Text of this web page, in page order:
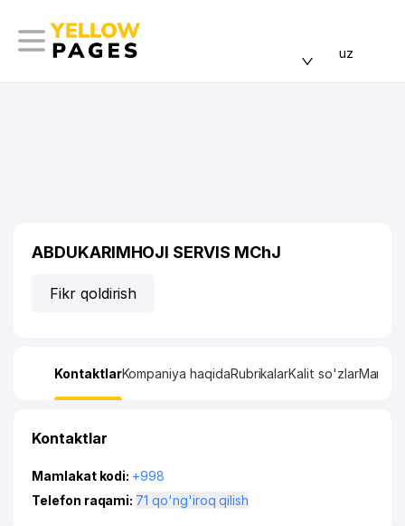
uz
ABDUKARIMHOJI SERVIS MChJ
Fikr qoldirish
KontaktlarKompaniya haqidaRubrikalarKalit so'zlarManzil
Kontaktlar
Mamlakat kodi: +998
Telefon raqami:
71 qo'ng'iroq qilish